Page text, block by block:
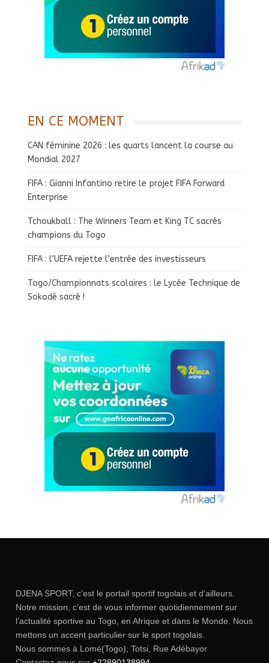
EN CE MOMENT
CAN féminine 2026 : les quarts lancent la course au
Mondial 2027
FIFA : Gianni Infantino retire le projet FIFA Forward
Enterprise
Tchoukball : The Winners Team et King TC sacrés
champions du Togo
FIFA : l’UEFA rejette l’entrée des investisseurs
Togo/Championnats scolaires : le Lycée Technique de
Sokodé sacré !
DJENA SPORT, c’est le portail sportif togolais et d’ailleurs.
Notre mission, c’est de vous informer quotidiennement sur
l’actualité sportive au Togo, en Afrique et dans le Monde. Nous
mettons un accent particulier sur le sport togolais.
Nous sommes à Lomé(Togo), Totsi, Rue Adébayor